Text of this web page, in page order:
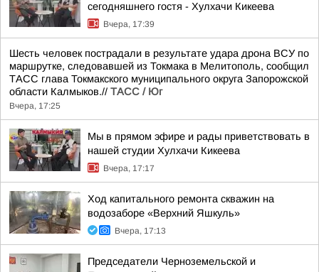
сегодняшнего гостя - Хулхачи Кикеева
Вчера, 17:39
Шесть человек пострадали в результате удара дрона ВСУ по
маршрутке, следовавшей из Токмака в Мелитополь, сообщил
ТАСС глава Токмакского муниципального округа Запорожской
области Калмыков.// ТАСС / Юг
Вчера, 17:25
Мы в прямом эфире и рады приветствовать в
нашей студии Хулхачи Кикеева
Вчера, 17:17
Ход капитального ремонта скважин на
водозаборе «Верхний Яшкуль»
Вчера, 17:13
Председатели Черноземельской и